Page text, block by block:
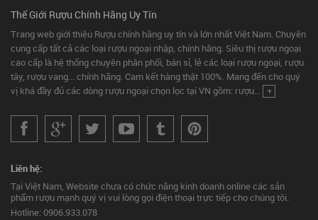
Thế Giới Rượu Chính Hãng Uy Tín
Trang web giới thiệu Rượu chính hãng uy tín và lớn nhất Việt Nam. Chuyên
cung cấp tất cả các loại rượu ngoại nhập, chính hãng. Siêu thị rượu ngoại
cao cấp là hệ thống chuyên phân phối, bán sỉ, lẻ các loại rượu ngoại, rượu
tây, rượu vang... chính hãng. Cam kết hàng thật 100%. Mang đến cho quý
vị khá đầy đủ các dòng rượu ngoại chọn lọc tại VN gồm: rượu... +
Liên hệ:
Tại Việt Nam, Website chưa có chức năng kinh doanh online các sản
phẩm rượu mạnh quý vị vui lòng gọi điện thoại trực tiếp cho chúng tôi.
Hotline: 0906.933.078